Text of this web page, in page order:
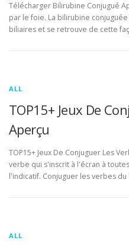
Télécharger Bilirubine Conjugué
par le foie. La bilirubine
biliaires et se retrouve de cette
ALL
TOP15+ Jeux De
Aperçu
TOP15+ Jeux De Conjuguer Les
verbe qui s'inscrit à l'écran à
l'indicatif. Conjuguer les verbes
ALL